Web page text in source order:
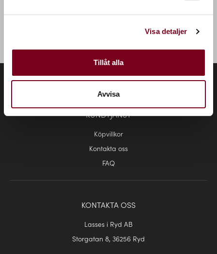
Visa detaljer
Tillåt alla
Avvisa
Hitta produkter hos oss från de bästa leverantörerna, som
Artwood, Vives och många fler!
KUNDTJÄNST
Köpvillkor
Kontakta oss
FAQ
KONTAKTA OSS
Lasses i Ryd AB
Storgatan 8, 36256 Ryd